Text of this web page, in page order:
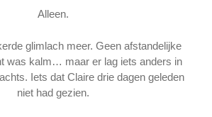
Alleen.
glimlach meer. Geen afstandelijke
was kalm… maar er lag iets anders in
Iets dat Claire drie dagen geleden
niet had gezien.